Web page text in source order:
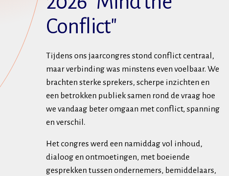
Conflict"
Tijdens ons jaarcongres stond conflict centraal,
maar verbinding was minstens even voelbaar. We
brachten sterke sprekers, scherpe inzichten en
een betrokken publiek samen rond de vraag hoe
we vandaag beter omgaan met conflict, spanning
en verschil.
Het congres werd een namiddag vol inhoud,
dialoog en ontmoetingen, met boeiende
gesprekken tussen ondernemers, bemiddelaars,